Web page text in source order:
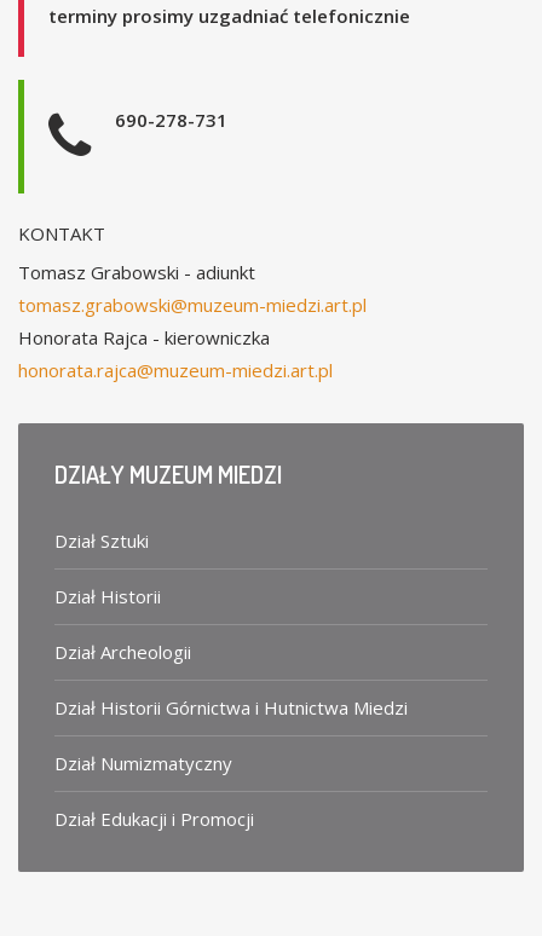
terminy prosimy uzgadniać telefonicznie
690-278-731
KONTAKT
Tomasz Grabowski - adiunkt
tomasz.grabowski@muzeum-miedzi.art.pl
Honorata Rajca - kierowniczka
honorata.rajca@muzeum-miedzi.art.pl
DZIAŁY MUZEUM MIEDZI
Dział Sztuki
Dział Historii
Dział Archeologii
Dział Historii Górnictwa i Hutnictwa Miedzi
Dział Numizmatyczny
Dział Edukacji i Promocji